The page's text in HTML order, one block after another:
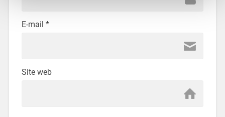
E-mail *
Site web